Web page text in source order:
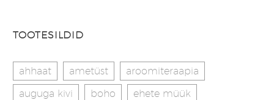
TOOTESILDID
ahhaat ametüst
aroomiteraapia
auguga kivi
boho
ehete müük